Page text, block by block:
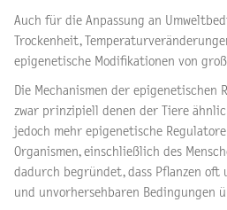
Auch für die Anpassung an
Trockenheit,
epigenetische Modifikationen von
Die Mechanismen der epigenetischen
zwar prinzipiell denen der Tiere
jedoch mehr epigenetische
Organismen, einschließlich des
dadurch begründet, dass Pflanzen
und unvorhersehbaren Bedingungen